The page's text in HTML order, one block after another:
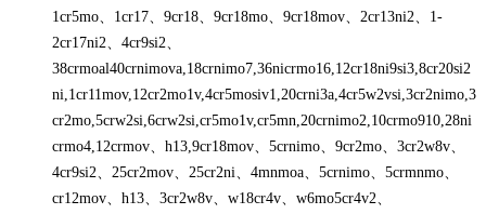
1cr5mo、1cr17、9cr18、9cr18mo、9cr18mov、2cr13ni2、1-
2cr17ni2、4cr9si2、
38crmoal40crnimova,18crnimo7,36nicrmo16,12cr18ni9si3,8cr20si2
ni,1cr11mov,12cr2mo1v,4cr5mosiv1,20crni3a,4cr5w2vsi,3cr2nimo,3
cr2mo,5crw2si,6crw2si,cr5mo1v,cr5mn,20crnimo2,10crmo910,28ni
crmo4,12crmov、h13,9cr18mov、5crnimo、9cr2mo、3cr2w8v、
4cr9si2、25cr2mov、25cr2ni、4mnmoa、5crnimo、5crmnmo、
cr12mov、h13、3cr2w8v、w18cr4v、w6mo5cr4v2、